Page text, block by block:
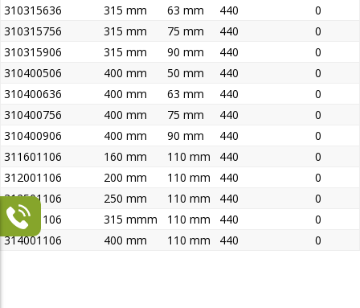
310315636
315 mm 63 mm 440
0
310315756
315 mm 75 mm 440
0
310315906
315 mm 90 mm 440
0
310400506
400 mm 50 mm 440
0
310400636
400 mm 63 mm 440
0
310400756
400 mm 75 mm 440
0
310400906
400 mm 90 mm 440
0
311601106
160 mm 110 mm 440
0
312001106
200 mm 110 mm 440
0
312501106
250 mm 110 mm 440
0
313151106
315 mmm 110 mm 440
0
314001106
400 mm 110 mm 440 0